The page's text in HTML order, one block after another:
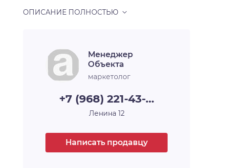
мотивами, художественная переработка
русских исторических стилей в нашем
архитектуре и искусстве, существовавшие в
нашей стране в XIX — начале XX века и
прерванные революцией на пике развития.
комплекс будет включать шесть домов,
каждый из которых уникален, каждый —
произведение архитектурного и
имя и свой характер. Например, 30-этажная
башня, вершина комплекса, станет высотной
доминантой всего района, а архитектурный
Менеджер
Объекта
маркетолог
+7 (968) 221-43-…
Ленина 12
Написать продавцу